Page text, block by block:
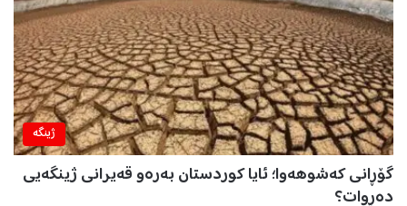
ژینگه‌
گۆڕانی کەشوهەوا؛ ئایا کوردستان بەرەو قەیرانی ژینگەیی
دەڕوات؟